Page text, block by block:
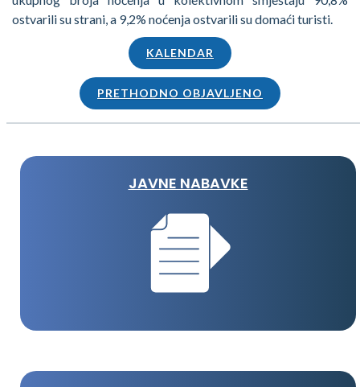
ostvarili su strani, a 9,2% noćenja ostvarili su domaći turisti.
KALENDAR
PRETHODNO OBJAVLJENO
JAVNE NABAVKE